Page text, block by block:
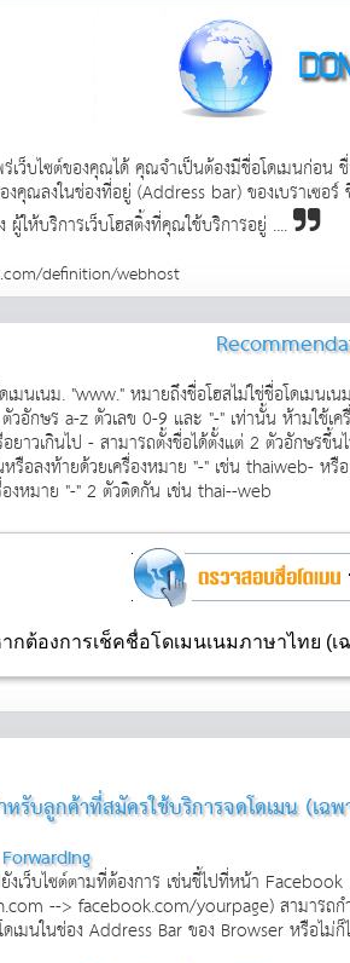
ว็บไซต์ของคุณได้ คุณจำเป็นต้องมีชื่อโดเมนก่อน
งคุณลงในช่องที่อยู่ (Address bar) ของเบราเซ
ผู้ให้บริการเว็บโฮสติ้งที่คุณใช้บริการอยู่ ....
definition/webhost
มนเนม. "www." หมายถึงชื่อโฮสไม่ใช่ชื่อโดเมนเน
วอักษร a-z ตัวเลข 0-9 และ "-" เท่านั้น ห้ามใช้เ
ยาวเกินไป - สามารถตั้งชื่อได้ตั้งแต่ 2 ตัวอักษรขึ้
รือลงท้ายด้วยเครื่องหมาย "-" เช่น thaiweb- ห
องหมาย "-" 2 ตัวติดกัน เช่น thai--web
รับลูกค้าที่สมัครใช้บริการจดโดเมน (เฉ
งเว็บไซต์ตามที่ต้องการ เช่นชี้ไปที่หน้า Facebook
--> facebook.com/yourpage) สามารถก
เมนในช่อง Address Bar ของ Browser หรือไม่ก็